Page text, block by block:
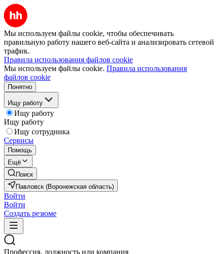
Мы используем файлы cookie, чтобы обеспечивать
правильную работу нашего веб-сайта и анализировать сетевой
трафик.
Правила использования файлов cookie
Мы используем файлы cookie. Правила использования
файлов cookie
Понятно
Ищу работу
Ищу работу
Ищу работу
Ищу сотрудника
Сервисы
Помощь
Ещё
Поиск
Павловск (Воронежская область)
Войти
Войти
Создать резюме
Профессия, должность или компания